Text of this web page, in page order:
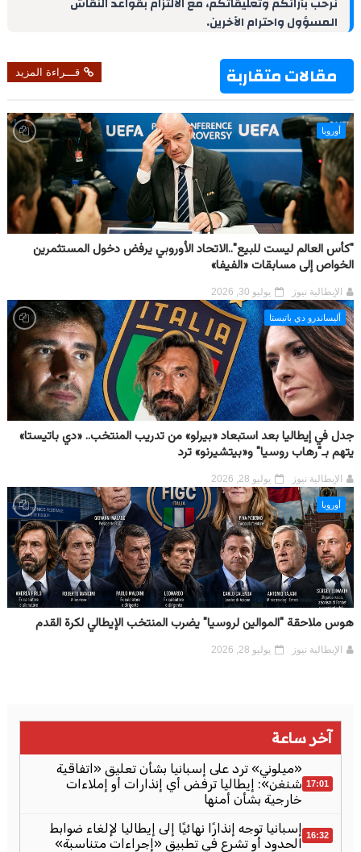
I
e
p
a
o
k
المسؤول واحترام الآخرين.
مقالات متقاربة قـــراءة المزيد
أوروبا
"كأس العالم ليست للبيع"..الاتحاد الأوروبي يرفض دخول المستثمرين
الخواص إلى مسابقات «الفيفا»
الإيطالية نيوز يوليو 30, 2026
أليساندرو دي باتيستا
جدل في إيطاليا بعد استبعاد «بيرلو» من تدريب المنتخب.. «دي باتيستا»
يتهم بـ"رهاب روسيا" و«بيتشيرنو» ترد
الإيطالية نيوز يوليو 28, 2026
أوروبا
هوس ملاحقة "الموالين لروسيا" يضرب المنتخب الإيطالي لكرة القدم
الإيطالية نيوز يوليو 28, 2026
آخر ساعة
17:01
«ميلوني» ترد على إسبانيا بشأن تعليق «اتفاقية
شنغن»: إيطاليا ترفض أي إنذارات أو إملاءات
خارجية بشأن أمنها
16:32 إسبانيا توجه إنذارًا نهائيًا إلى إيطاليا لإلغاء ضوابط
الحدود أو تشرع في تطبيق «إجراءات متناسبة»